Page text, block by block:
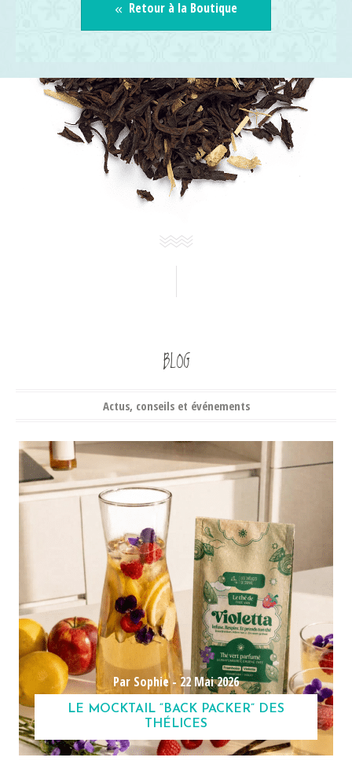
Retour à la Boutique
BLOG
Actus, conseils et événements
Par Sophie -22 Mai 2026
LE MOCKTAIL “BACK PACKER” DES
THÉLICES